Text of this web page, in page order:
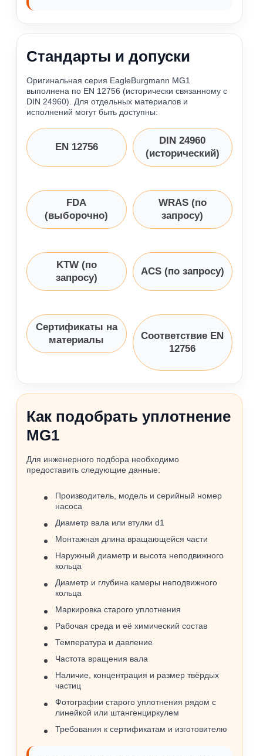
Стандарты и допуски
Оригинальная серия EagleBurgmann MG1
выполнена по EN 12756 (исторически связанному с
DIN 24960). Для отдельных материалов и
исполнений могут быть доступны:
EN 12756
DIN 24960
(исторический)
FDA
(выборочно)
WRAS (по
запросу)
KTW (по
запросу)
ACS (по запросу)
Сертификаты на
материалы
Соответствие EN
12756
Как подобрать уплотнение
MG1
Для инженерного подбора необходимо
предоставить следующие данные:
Производитель, модель и серийный номер
насоса
Диаметр вала или втулки d1
Монтажная длина вращающейся части
Наружный диаметр и высота неподвижного
кольца
Диаметр и глубина камеры неподвижного
кольца
Маркировка старого уплотнения
Рабочая среда и её химический состав
Температура и давление
Частота вращения вала
Наличие, концентрация и размер твёрдых
частиц
Фотографии старого уплотнения рядом с
линейкой или штангенциркулем
Требования к сертификатам и изготовителю